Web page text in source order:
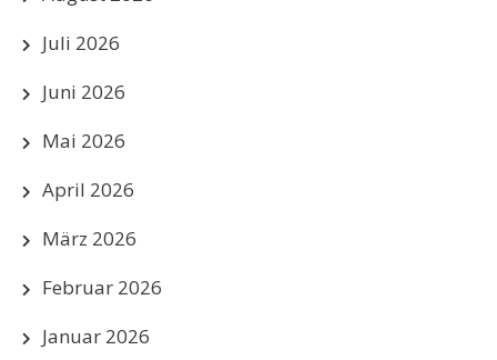
Juli 2026
Juni 2026
Mai 2026
April 2026
März 2026
Februar 2026
Januar 2026